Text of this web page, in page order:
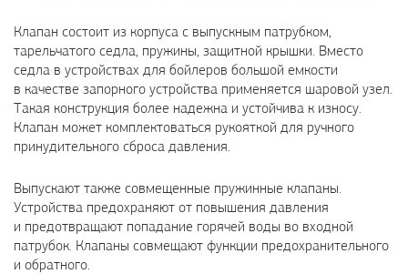
Клапан состоит из корпуса с выпускным патрубком,
тарельчатого седла, пружины, защитной крышки. Вместо
седла в устройствах для бойлеров большой емкости
в качестве запорного устройства применяется шаровой узел.
Такая конструкция более надежна и устойчива к износу.
Клапан может комплектоваться рукояткой для ручного
принудительного сброса давления.
Выпускают также совмещенные пружинные клапаны.
Устройства предохраняют от повышения давления
и предотвращают попадание горячей воды во входной
патрубок. Клапаны совмещают функции предохранительного
и обратного.